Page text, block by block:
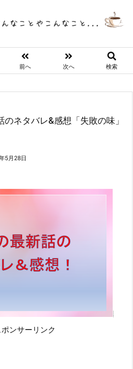
前へ 次へ 検索
ネタバレ&感想「失敗の味」
5月28日
ポンサーリンク